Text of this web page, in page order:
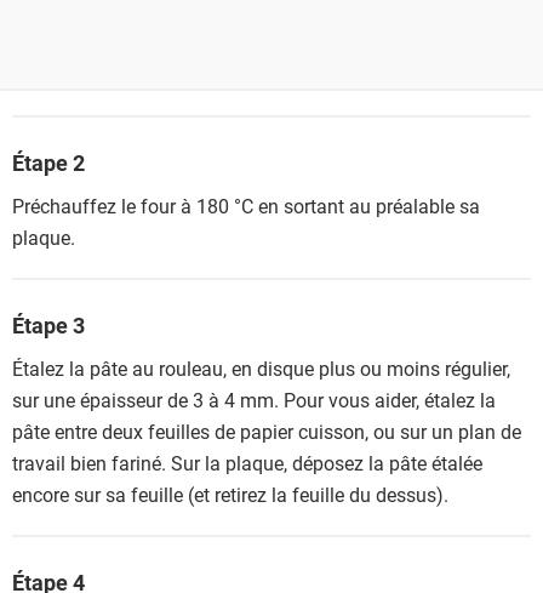
Étape 2
Préchauffez le four à 180 °C en sortant au préalable sa
plaque.
Étape 3
Étalez la pâte au rouleau, en disque plus ou moins régulier,
sur une épaisseur de 3 à 4 mm. Pour vous aider, étalez la
pâte entre deux feuilles de papier cuisson, ou sur un plan de
travail bien fariné. Sur la plaque, déposez la pâte étalée
encore sur sa feuille (et retirez la feuille du dessus).
Étape 4